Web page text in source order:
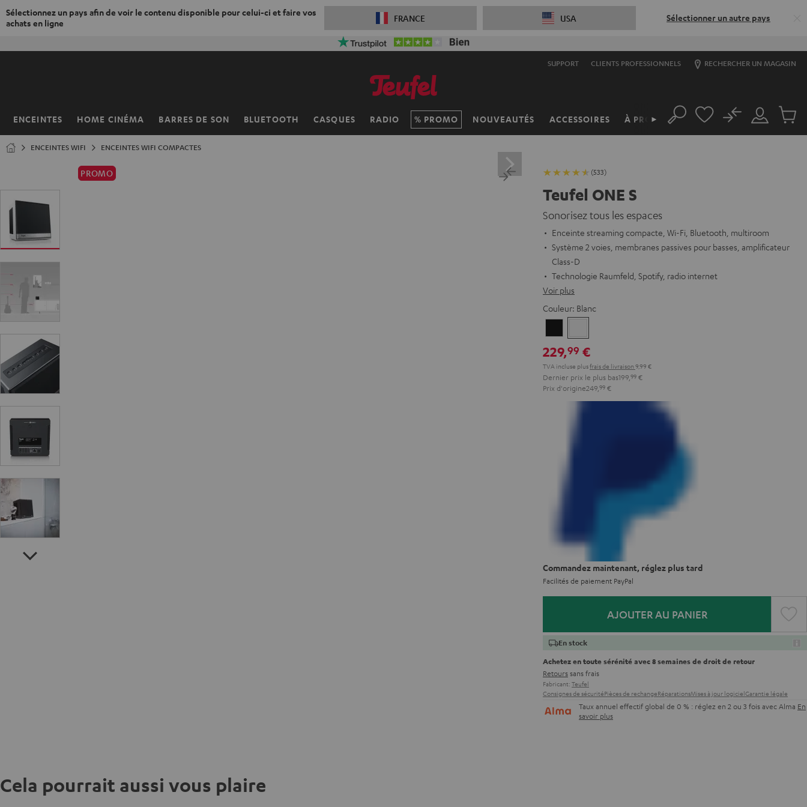
Sélectionnez un pays afin de voir le contenu disponible pour celui-ci et faire vos
achats en ligne
FRANCE USA Sélectionner un autre pays
SUPPORT CLIENTS PROFESSIONNELS RECHERCHER UN MAGASIN
ENCEINTES HOME CINÉMA BARRES DE SON BLUETOOTH CASQUES RADIO PROMO NOUVEAUTÉS ACCESSOIRES À PROPOS
►
Page
Rechercher
Mon
compte
No
ENCEINTES WIFI ENCEINTES WIFI COMPACTES
PROMO (533)
Teufel ONE S
Sonorisez tous les espaces
Enceinte streaming compacte, Wi-Fi, Bluetooth, multiroom
Système 2 voies, membranes passives pour basses, amplificateur
Class-D
Technologie Raumfeld, Spotify, radio internet
Voir plus
Couleur: Blanc
229,99 €
TVA incluse plusfrais de livraison 9,99 €
Dernier prix le plus bas199, 99 €
Prix d'origine249, 99 €
Commandez maintenant, réglez plus tard
Facilités de paiement PayPal
AJOUTER AU PANIER
En stock
Achetez en toute sérénité avec 8 semaines de droit de retour
Retourssans frais
Fabricant: Teufel
Consignes de sécuritéPièces de rechangeRéparationsMises à jour logicielGarantie légale
Taux annuel effectif global de 0 % : réglez en 2 ou 3 fois avec Alma En
savoir plus
Cela pourrait aussi vous plaire